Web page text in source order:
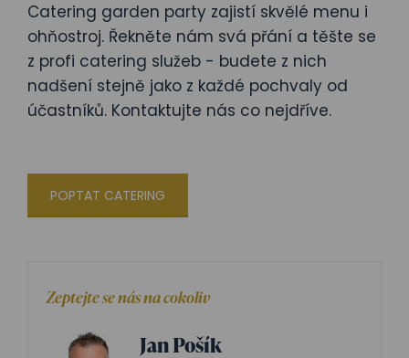
Catering garden party zajistí skvělé menu i
ohňostroj. Řekněte nám svá přání a těšte se
z profi catering služeb - budete z nich
nadšení stejně jako z každé pochvaly od
účastníků. Kontaktujte nás co nejdříve.
POPTAT CATERING
Zeptejte se nás na cokoliv
Jan Pošík